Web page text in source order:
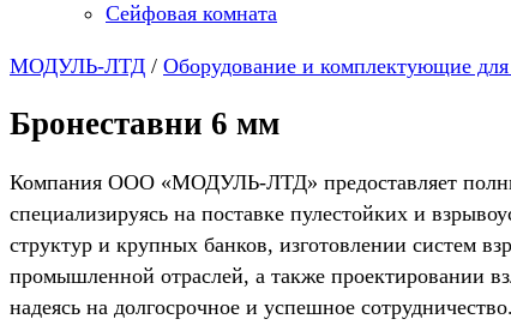
Сейфовая комната
МОДУЛЬ-ЛТД / Оборудование и комплектующие
Бронеставни 6 мм
Компания ООО «МОДУЛЬ-ЛТД» предоставляет
специализируясь на поставке пулестойких и
структур и крупных банков, изготовлении систем
промышленной отраслей, а также проектировании
надеясь на долгосрочное и успешное сотрудничество.